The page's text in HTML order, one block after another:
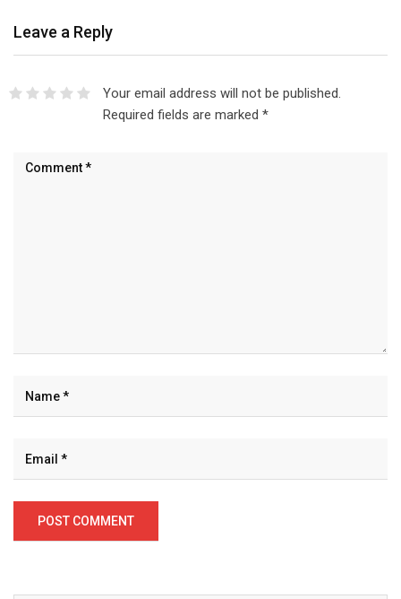
Leave a Reply
Your email address will not be published.
Required fields are marked *